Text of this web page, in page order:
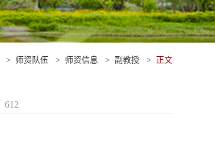
> 师资队伍 > 师资信息 > 副教授 > 正文
612